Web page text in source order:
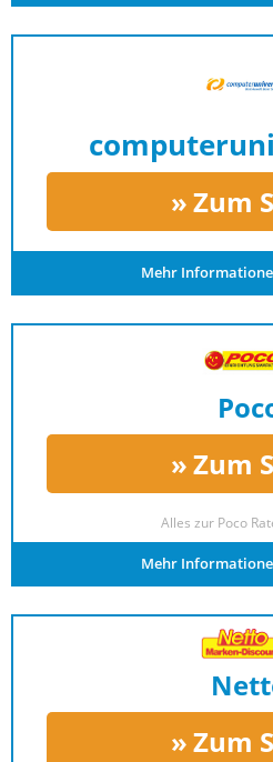
Zum
Mehr
Zum
Alles zur Poco
Mehr
Zum